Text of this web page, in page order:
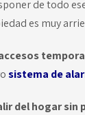
de todo
es muy
sistema de
del hogar sin